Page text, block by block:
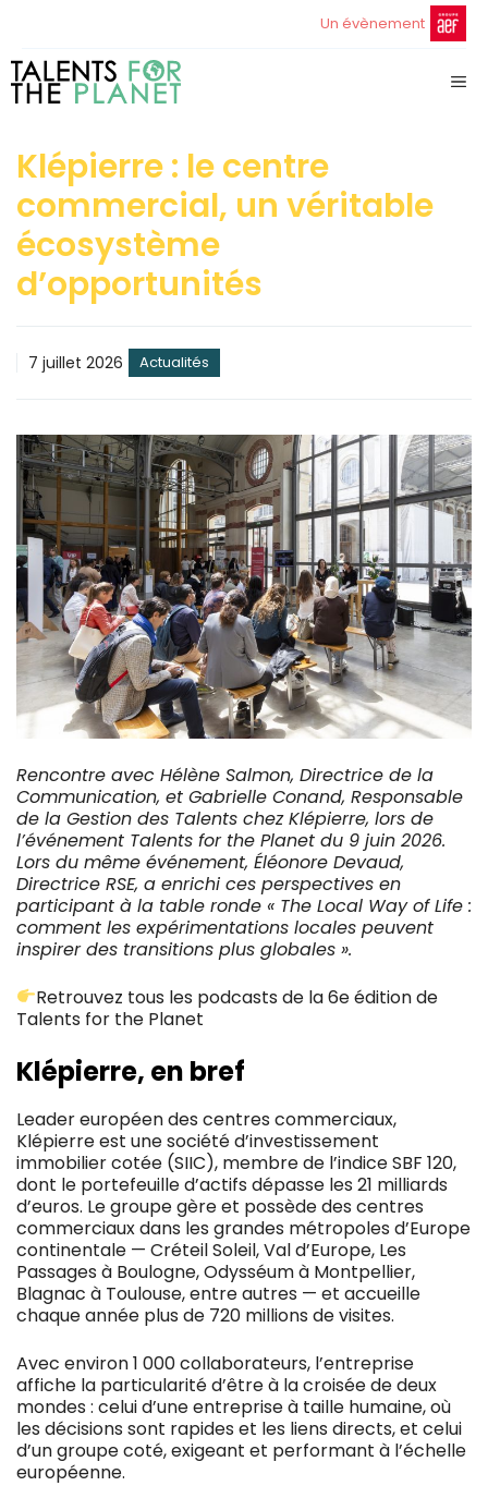
Un évènement
Klépierre : le centre
commercial, un véritable
écosystème
d’opportunités
7 juillet 2026 Actualités
Rencontre avec Hélène Salmon, Directrice de la
Communication, et Gabrielle Conand, Responsable
de la Gestion des Talents chez Klépierre, lors de
l’événement Talents for the Planet du 9 juin 2026.
Lors du même événement, Éléonore Devaud,
Directrice RSE, a enrichi ces perspectives en
participant à la table ronde « The Local Way of Life :
comment les expérimentations locales peuvent
inspirer des transitions plus globales ».
Retrouvez tous les podcasts de la 6e édition de
Talents for the Planet
Klépierre, en bref
Leader européen des centres commerciaux,
Klépierre est une société d’investissement
immobilier cotée (SIIC), membre de l’indice SBF 120,
dont le portefeuille d’actifs dépasse les 21 milliards
d’euros. Le groupe gère et possède des centres
commerciaux dans les grandes métropoles d’Europe
continentale — Créteil Soleil, Val d’Europe, Les
Passages à Boulogne, Odysséum à Montpellier,
Blagnac à Toulouse, entre autres — et accueille
chaque année plus de 720 millions de visites.
Avec environ 1 000 collaborateurs, l’entreprise
affiche la particularité d’être à la croisée de deux
mondes : celui d’une entreprise à taille humaine, où
les décisions sont rapides et les liens directs, et celui
d’un groupe coté, exigeant et performant à l’échelle
européenne.